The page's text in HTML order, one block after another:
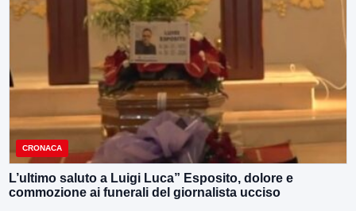
CRONACA
L’ultimo saluto a Luigi Luca” Esposito, dolore e
commozione ai funerali del giornalista ucciso